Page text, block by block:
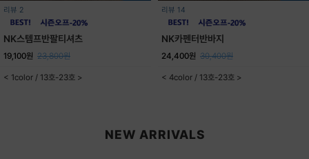
리뷰 2
NK스템프반팔티셔츠
19,100원 23,800원
< 1color / 13호-23호 >
리뷰 14
NK카펜터반바지
24,400원 30,400원
< 4color / 13호-23호 >
NEW ARRIVALS